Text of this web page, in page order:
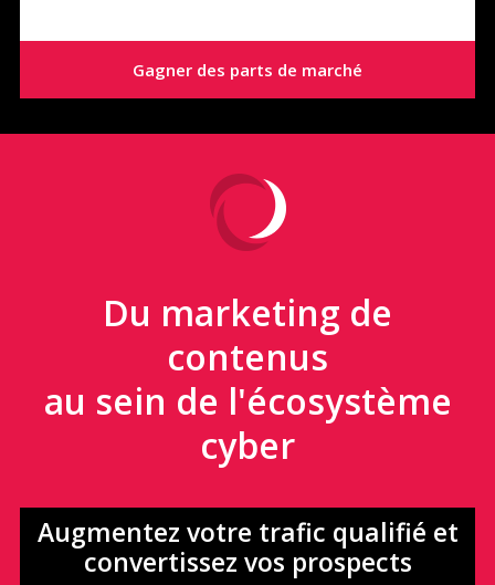
Gagner des parts de marché
Du marketing de
contenus
au sein de l'écosystème
cyber
Augmentez votre trafic qualifié et
convertissez vos prospects